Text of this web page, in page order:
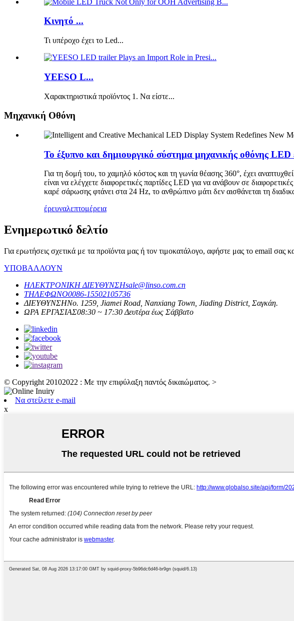
Κινητό ...
Τι υπέροχο έχει το Led...
YEESO L...
Χαρακτηριστικά προϊόντος 1. Να είστε...
Μηχανική Οθόνη
Το έξυπνο και δημιουργικό σύστημα μηχανικής οθόνης LED
Για τη δομή του, το χαμηλό κόστος και τη γωνία θέασης 360°, έχει
είναι να ελέγχετε διαφορετικές παρτίδες LED για να ανάβουν σε
καρέ σάρωσης φτάνει στα 24 Hz, το ανθρώπινο μάτι δεν αισθάνεται τη
έρευναλεπτομέρεια
Ενημερωτικό δελτίο
Για ερωτήσεις σχετικά με τα προϊόντα μας ή τον τιμοκατάλογο, αφήστε μας το email σας
ΥΠΟΒΑΛΛΟΥΝ
ΗΛΕΚΤΡΟΝΙΚΗ ΔΙΕΥΘΥΝΣΗsale@linso.com.cn
ΤΗΛΕΦΩΝΟ0086-15502105736
ΔΙΕΥΘΥΝΣΗNo. 1259, Jiamei Road, Nanxiang Town, Jiading District, Σαγκάη.
ΩΡΑ ΕΡΓΑΣΙΑΣ08:30 ~ 17:30 Δευτέρα έως Σάββατο
© Copyright 20102022 : Με την επιφύλαξη παντός δικαιώματος. >
Να στείλετε e-mail
x